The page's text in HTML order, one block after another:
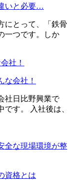
いと必要…
にとって、「鉄骨
一つです。しか
な会社！
社日比野興業で
す。 入社後は、
全な現場環境が整
資格とは